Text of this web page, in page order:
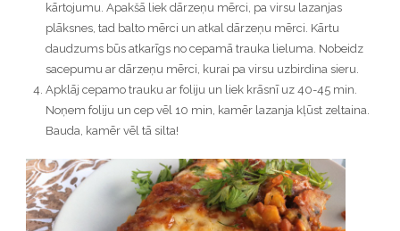
kārtojumu. Apakšā liek dārzeņu mērci, pa virsu lazanjas
plāksnes, tad balto mērci un atkal dārzeņu mērci. Kārtu
daudzums būs atkarīgs no cepamā trauka lieluma. Nobeidz
sacepumu ar dārzeņu mērci, kurai pa virsu uzbirdina sieru.
Apklāj cepamo trauku ar foliju un liek krāsnī uz 40-45 min.
Noņem foliju un cep vēl 10 min, kamēr lazanja kļūst zeltaina.
Bauda, kamēr vēl tā silta!